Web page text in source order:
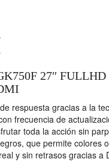
27″
respuesta gracias a la
frecuencia de
toda la acción sin
que permite colores
y sin retrasos gracias a